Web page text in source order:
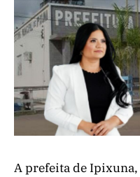
A prefeita de Ipixuna,